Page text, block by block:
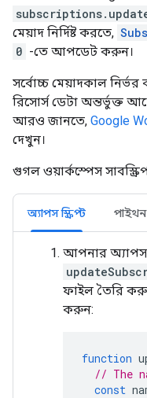
মেয়াদ নির্দিষ্ট করতে,
0 -তে আপডেট করুন।
সর্বোচ্চ মেয়াদকাল
রিসোর্স ডেটা অন্তর্ভুক্ত
আরও জানতে, Google
দেখুন।
গুগল ওয়ার্কস্পেস
অ্যাপস স্ক্রিপ্ট পাইথন
আপনার অ্যাপস
ফাইল তৈরি
করুন:
function
// The
const